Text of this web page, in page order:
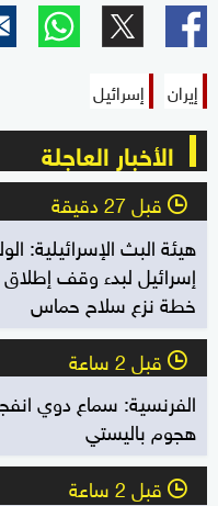
إيران إسرائيل
الأخبار العاجلة
l قبل 27 دقيقة
هيئة البث الإسرائيلية:
إسرائيل لبدء وقف
خطة نزع سلاح حماس
l قبل 2 ساعة
الفرنسية: سماع دوي
هجوم باليستي
l قبل 2 ساعة